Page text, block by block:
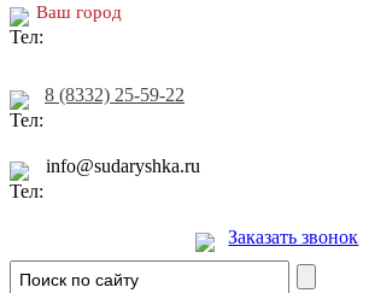
Ваш город
8 (8332) 25-59-22
info@sudaryshka.ru
Заказать звонок